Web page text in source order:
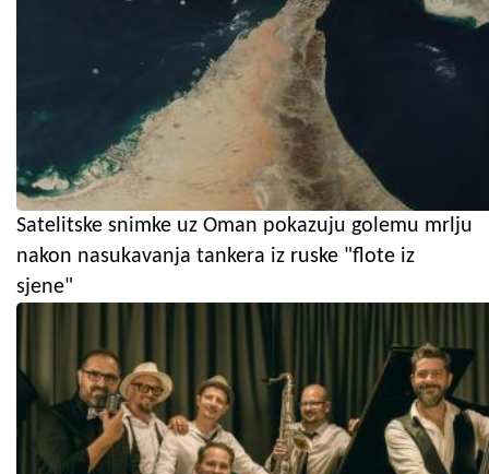
Satelitske snimke uz Oman pokazuju golemu mrlju
nakon nasukavanja tankera iz ruske "flote iz
sjene"